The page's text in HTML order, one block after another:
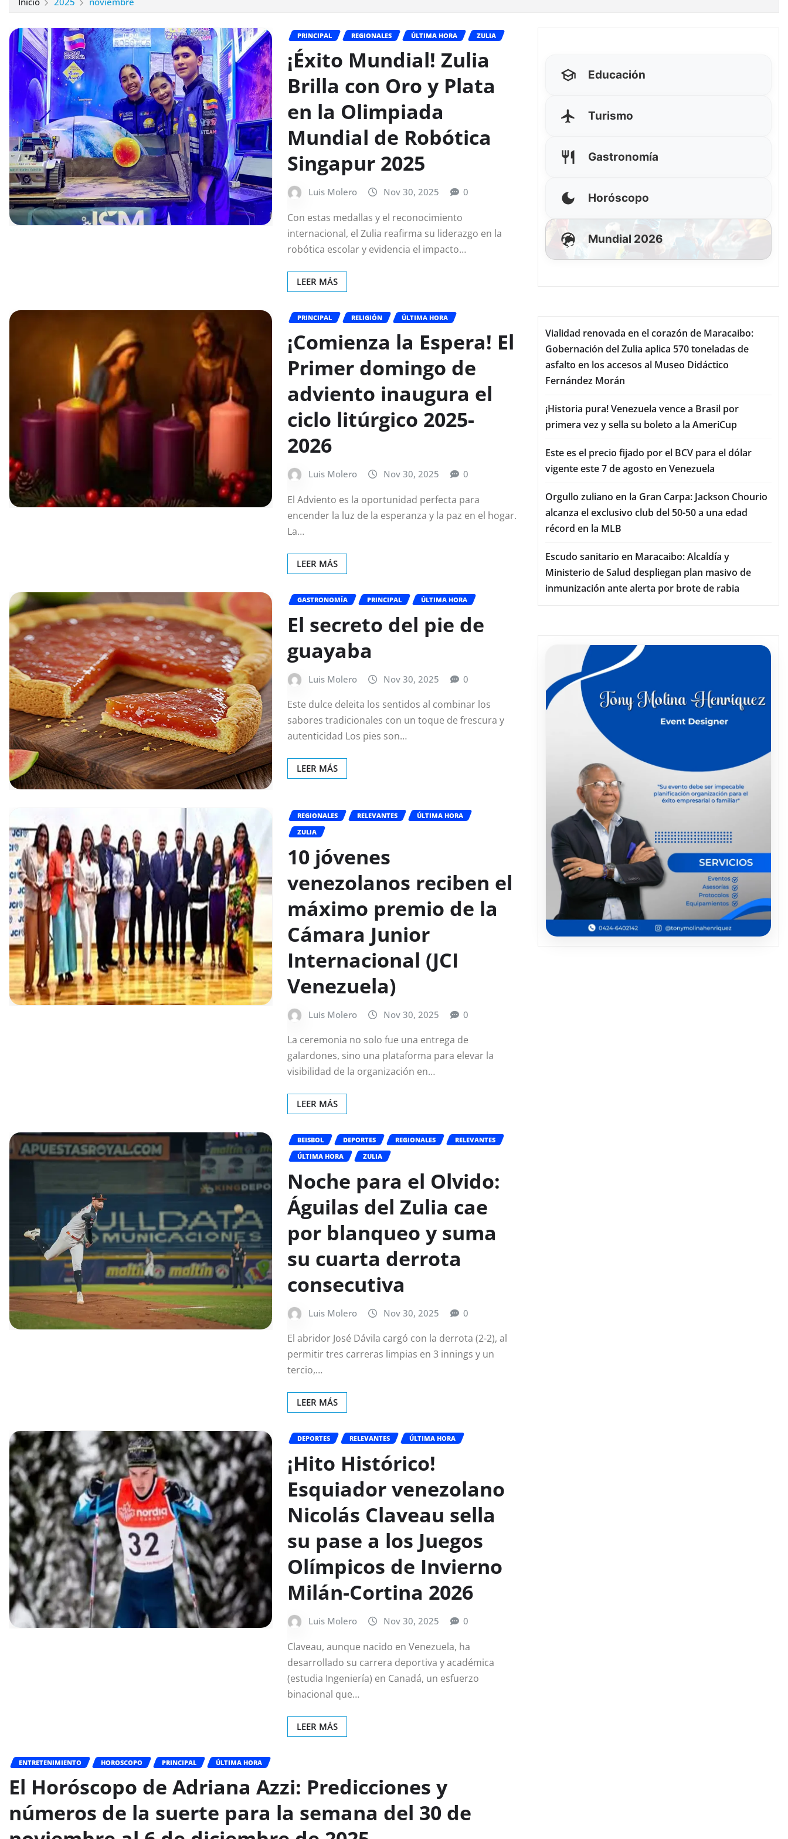
PRINCIPAL REGIONALES ÚLTIMA HORA ZULIA
¡Éxito Mundial! Zulia
Brilla con Oro y Plata
en la Olimpiada
Mundial de Robótica
Singapur 2025
Luis Molero Nov 30, 2025 0
Con estas medallas y el reconocimiento
internacional, el Zulia reafirma su liderazgo en la
robótica escolar y evidencia el impacto…
LEER MÁS
PRINCIPAL RELIGIÓN ÚLTIMA HORA
¡Comienza la Espera! El
Primer domingo de
adviento inaugura el
ciclo litúrgico 2025-
2026
Luis Molero Nov 30, 2025 0
El Adviento es la oportunidad perfecta para
encender la luz de la esperanza y la paz en el hogar.
La…
LEER MÁS
GASTRONOMÍA PRINCIPAL ÚLTIMA HORA
El secreto del pie de
guayaba
Luis Molero Nov 30, 2025 0
Este dulce deleita los sentidos al combinar los
sabores tradicionales con un toque de frescura y
autenticidad Los pies son…
LEER MÁS
REGIONALES RELEVANTES
ÚLTIMA HORA
ZULIA
10 jóvenes
venezolanos reciben el
máximo premio de la
Cámara Junior
Internacional (JCI
Venezuela)
Luis Molero Nov 30, 2025 0
La ceremonia no solo fue una entrega de
galardones, sino una plataforma para elevar la
visibilidad de la organización en…
LEER MÁS
BEISBOL DEPORTES REGIONALES
RELEVANTES
ÚLTIMA HORA
ZULIA
Noche para el Olvido:
Águilas del Zulia cae
por blanqueo y suma
su cuarta derrota
consecutiva
Luis Molero Nov 30, 2025 0
El abridor José Dávila cargó con la derrota (2-2), al
permitir tres carreras limpias en 3 innings y un
tercio,…
LEER MÁS
DEPORTES RELEVANTES ÚLTIMA HORA
¡Hito Histórico!
Esquiador venezolano
Nicolás Claveau sella
su pase a los Juegos
Olímpicos de Invierno
Milán-Cortina 2026
Luis Molero Nov 30, 2025 0
Claveau, aunque nacido en Venezuela, ha
desarrollado su carrera deportiva y académica
(estudia Ingeniería) en Canadá, un esfuerzo
binacional que…
LEER MÁS
ENTRETENIMIENTO HOROSCOPO PRINCIPAL ÚLTIMA HORA
El Horóscopo de Adriana Azzi: Predicciones y
números de la suerte para la semana del 30 de
Educación
Turismo
Gastronomía
Horóscopo
Mundial 2026
Vialidad renovada en el corazón de Maracaibo:
Gobernación del Zulia aplica 570 toneladas de
asfalto en los accesos al Museo Didáctico
Fernández Morán
¡Historia pura! Venezuela vence a Brasil por
primera vez y sella su boleto a la AmeriCup
Este es el precio fijado por el BCV para el dólar
vigente este 7 de agosto en Venezuela
Orgullo zuliano en la Gran Carpa: Jackson Chourio
alcanza el exclusivo club del 50-50 a una edad
récord en la MLB
Escudo sanitario en Maracaibo: Alcaldía y
Ministerio de Salud despliegan plan masivo de
inmunización ante alerta por brote de rabia